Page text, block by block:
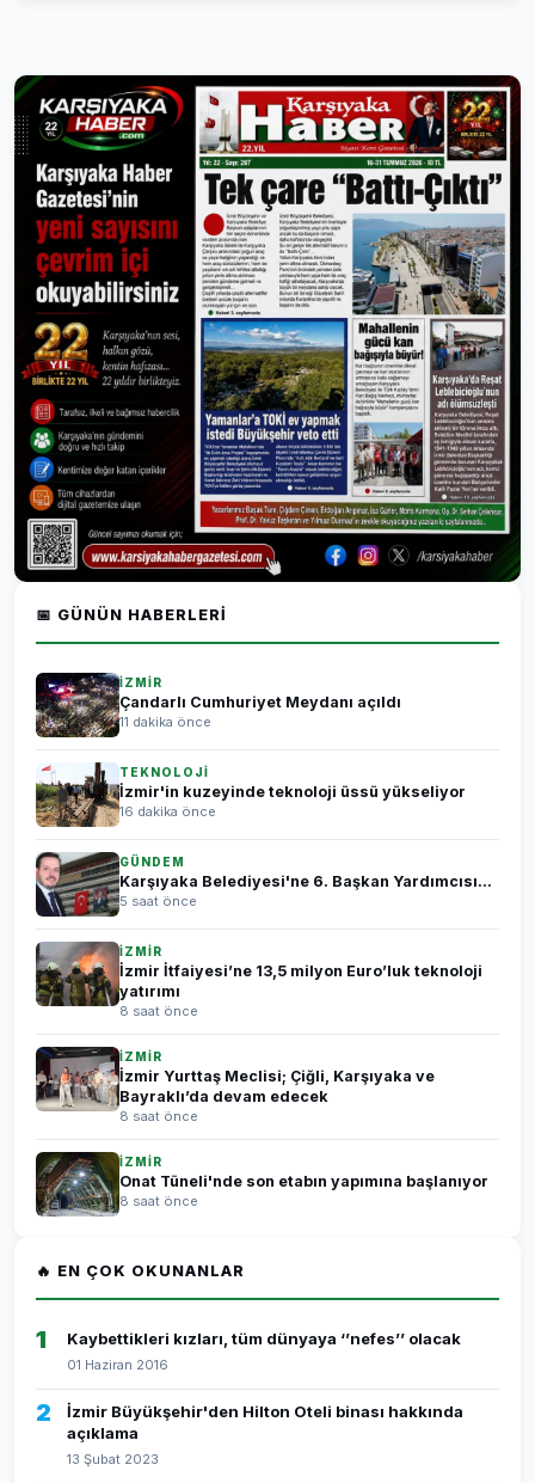
📅 GÜNÜN HABERLERI
İZMİR
Çandarlı Cumhuriyet Meydanı açıldı
11 dakika önce
TEKNOLOJİ
İzmir'in kuzeyinde teknoloji üssü yükseliyor
16 dakika önce
GÜNDEM
Karşıyaka Belediyesi'ne 6. Başkan Yardımcısı...
5 saat önce
İZMİR
İzmir İtfaiyesi’ne 13,5 milyon Euro’luk teknoloji
yatırımı
8 saat önce
İZMİR
İzmir Yurttaş Meclisi; Çiğli, Karşıyaka ve
Bayraklı’da devam edecek
8 saat önce
İZMİR
Onat Tüneli'nde son etabın yapımına başlanıyor
8 saat önce
🔥 EN ÇOK OKUNANLAR
1 Kaybettikleri kızları, tüm dünyaya ‘’nefes’’ olacak
01 Haziran 2016
2
İzmir Büyükşehir'den Hilton Oteli binası hakkında
açıklama
13 Şubat 2023